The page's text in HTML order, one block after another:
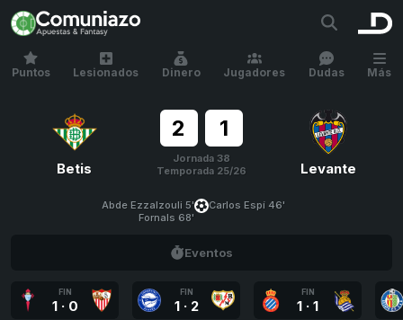
Puntos Lesionados Dinero Jugadores Dudas Más
Betis
2 1
Jornada 38
Temporada 25/26
Levante
Abde Ezzalzouli 5'
Fornals 68'
Carlos Espí 46'
Eventos
FIN
1 · 0
FIN
1 · 2
FIN
1 · 1